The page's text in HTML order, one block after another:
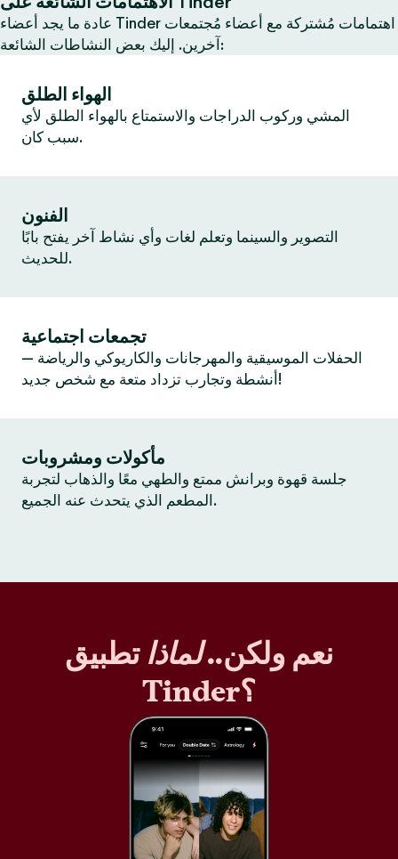
عادة ما يجد أعضاء Tinder اهتمامات مُشتركة مع أعضاء مُجتمعات
آخرين. إليك بعض النشاطات الشائعة:
الهواء الطلق
المشي وركوب الدراجات والاستمتاع بالهواء الطلق لأي
سبب كان.
الفنون
التصوير والسينما وتعلم لغات وأي نشاط آخر يفتح بابًا
للحديث.
تجمعات اجتماعية
الحفلات الموسيقية والمهرجانات والكاريوكي والرياضة —
أنشطة وتجارب تزداد متعة مع شخص جديد!
مأكولات ومشروبات
جلسة قهوة وبرانش ممتع والطهي معًا والذهاب لتجربة
المطعم الذي يتحدث عنه الجميع.
نعم ولكن..لماذا تطبيق
Tinder؟